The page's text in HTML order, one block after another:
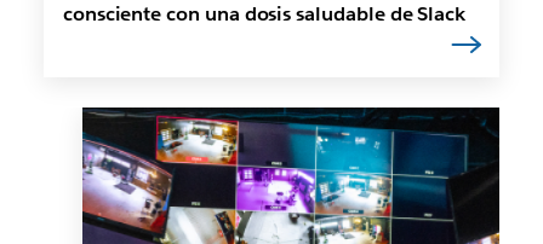
consciente con una dosis saludable de Slack